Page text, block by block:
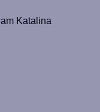
Katalina